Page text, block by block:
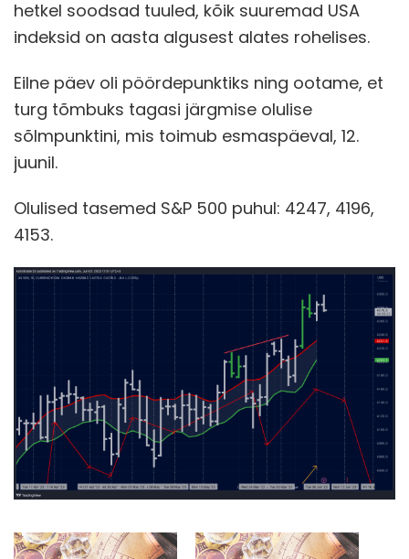
hetkel soodsad tuuled, kõik suuremad USA
indeksid on aasta algusest alates rohelises.
Eilne päev oli pöördepunktiks ning ootame, et
turg tõmbuks tagasi järgmise olulise
sõlmpunktini, mis toimub esmaspäeval, 12.
juunil.
Olulised tasemed S&P 500 puhul: 4247, 4196,
4153.